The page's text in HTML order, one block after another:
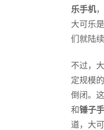
乐手机
大可乐
们就陆
不过，
定规模
倒闭。
和锤子
道，大